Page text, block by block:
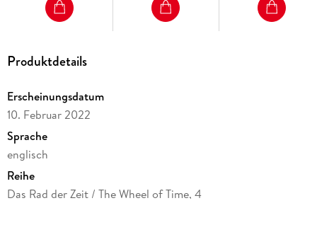
Produktdetails
Erscheinungsdatum
10. Februar 2022
Sprache
englisch
Reihe
Das Rad der Zeit / The Wheel of Time, 4